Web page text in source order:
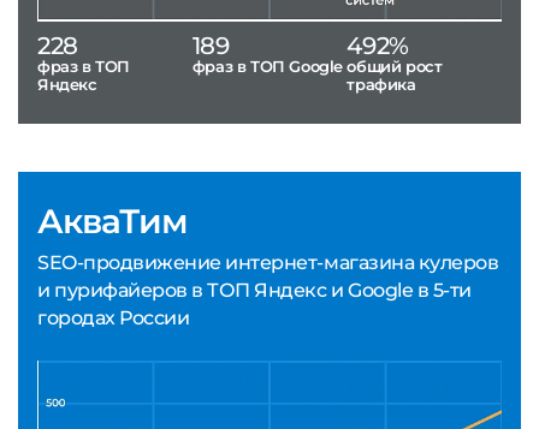
АкваТим
SEO-продвижение интернет-магазина кулеров
и пурифайеров в ТОП Яндекс и Google в 5-ти
городах России
228
фраз в ТОП
Яндекс
189
фраз в ТОП Google
492%
общий рост
трафика